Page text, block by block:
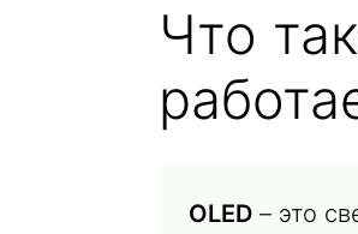
Что
OLED – это